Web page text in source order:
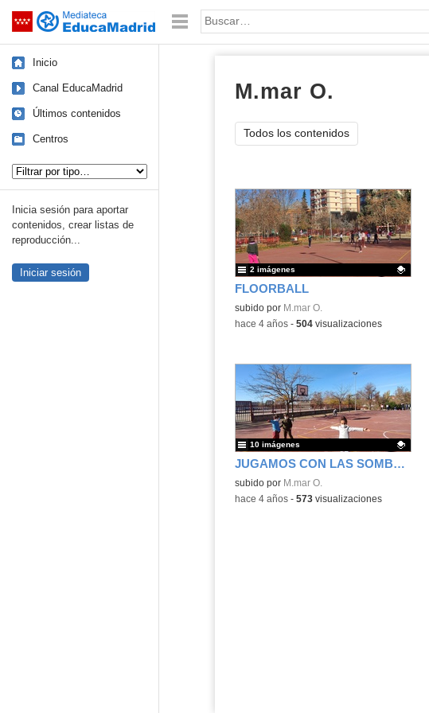
Saltar navegación Palabra o frase:
Inicio
Canal EducaMadrid
Últimos contenidos
Centros
Inicia sesión para aportar
contenidos, crear listas de
reproducción...
Iniciar sesión
M.mar O.
Todos los contenidos
FLOORBALL
Contenido educativo.
subido por M.mar O.
2 imágenes
-hace 4 años- 504visualizaciones
JUGAMOS CON LAS SOMBRAS 1º
Contenido educativo.
subido por M.mar O.
10 imágenes
-hace 4 años- 573visualizaciones